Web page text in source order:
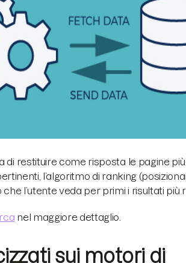
di restituire come risposta le pagine
l’algoritmo di ranking
l’utente veda per primi i risultati più
nel maggiore dettaglio.
sui motori di